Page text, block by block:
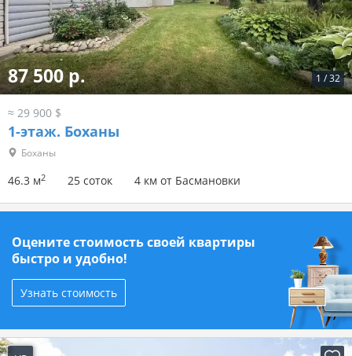
1 /32
87 500 р.
≈ 29 900 $
1-этаж. Боханы
Боханы
46.3 м2 25 соток 4 км от Басмановки
Оцените стоимость своей квартиры
быстро и удобно!
Узнать стоимость